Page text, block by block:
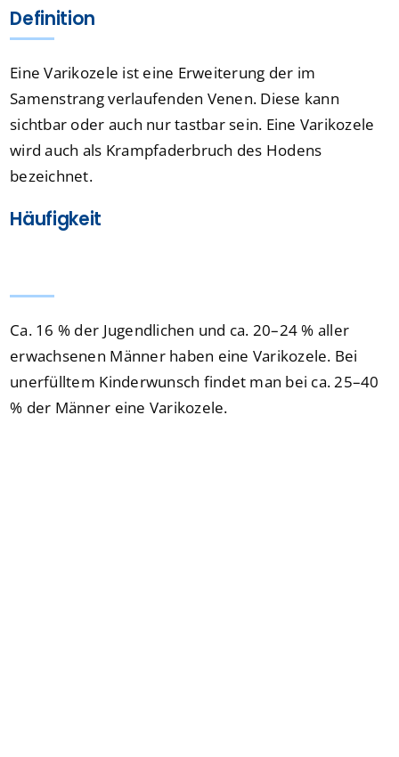
Definition
Eine Varikozele ist eine Erweiterung der im
Samenstrang verlaufenden Venen. Diese kann
sichtbar oder auch nur tastbar sein. Eine Varikozele
wird auch als Krampfaderbruch des Hodens
bezeichnet.
Häufigkeit
Ca. 16 % der Jugendlichen und ca. 20–24 % aller
erwachsenen Männer haben eine Varikozele. Bei
unerfülltem Kinderwunsch findet man bei ca. 25–40
% der Männer eine Varikozele.